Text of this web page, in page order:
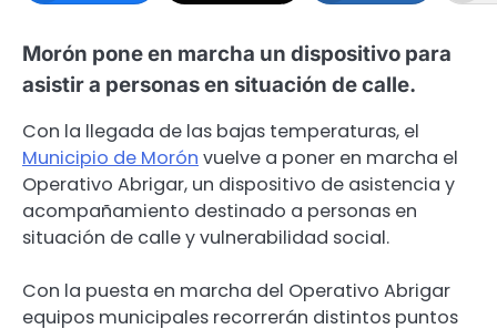
Morón pone en marcha un dispositivo para
asistir a personas en situación de calle.
Con la llegada de las bajas temperaturas, el
Municipio de Morón vuelve a poner en marcha el
Operativo Abrigar, un dispositivo de asistencia y
acompañamiento destinado a personas en
situación de calle y vulnerabilidad social.
Con la puesta en marcha del Operativo Abrigar
equipos municipales recorrerán distintos puntos